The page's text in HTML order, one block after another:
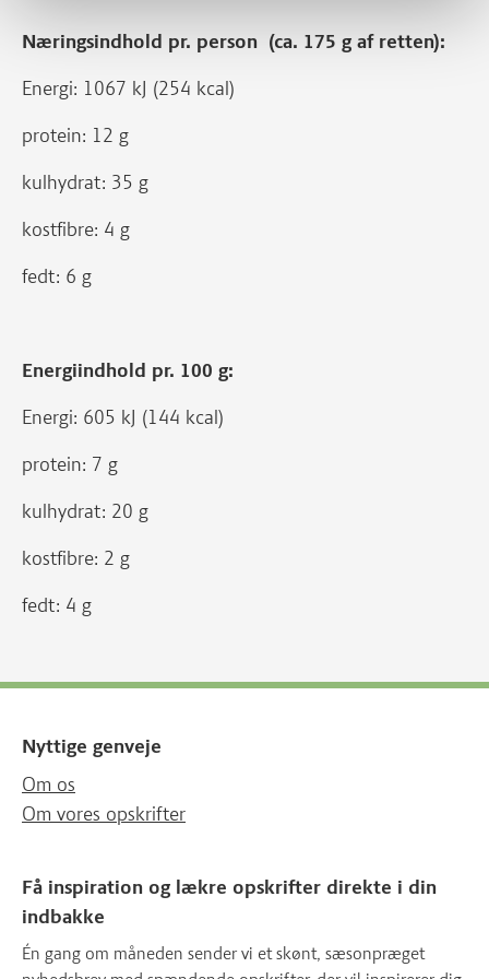
Næringsindhold pr. person (ca. 175 g af retten):
Energi: 1067 kJ (254 kcal)
protein: 12 g
kulhydrat: 35 g
kostfibre: 4 g
fedt: 6 g
Energiindhold pr. 100 g:
Energi: 605 kJ (144 kcal)
protein: 7 g
kulhydrat: 20 g
kostfibre: 2 g
fedt: 4 g
Nyttige genveje
Om os
Om vores opskrifter
Få inspiration og lækre opskrifter direkte i din
indbakke
Én gang om måneden sender vi et skønt, sæsonpræget